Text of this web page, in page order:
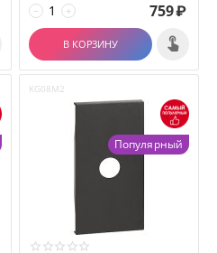
+
− 759₽
В КОРЗИНУ
KG08M2
Популярный